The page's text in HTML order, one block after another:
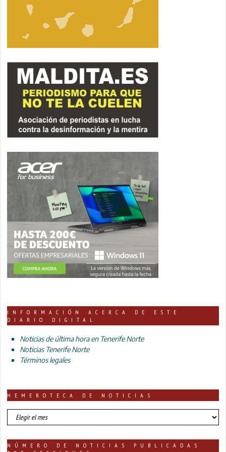
INFORMACIÓN ACERCA DE ESTE
DIARIO DIGITAL
Noticias de última hora en Tenerife Norte
Noticias Tenerife Norte
Términos legales
HEMEROTECA DE NOTICIAS
HEMEROTECA
DE
NÚMERO DE NOTICIAS PUBLICADAS